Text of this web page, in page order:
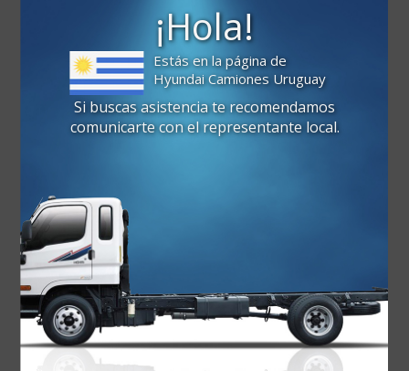
¡Hola!
Estás en la página de
Hyundai Camiones Uruguay
Si buscas asistencia te recomendamos
comunicarte con el representante local.
Nombre*
Celular*
CV*